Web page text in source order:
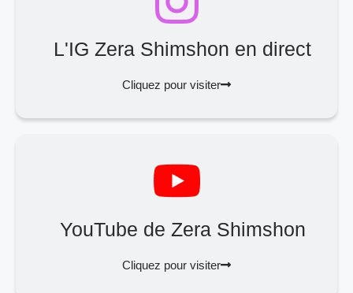
L'IG Zera Shimshon en direct
Cliquez pour visiter
YouTube de Zera Shimshon
Cliquez pour visiter